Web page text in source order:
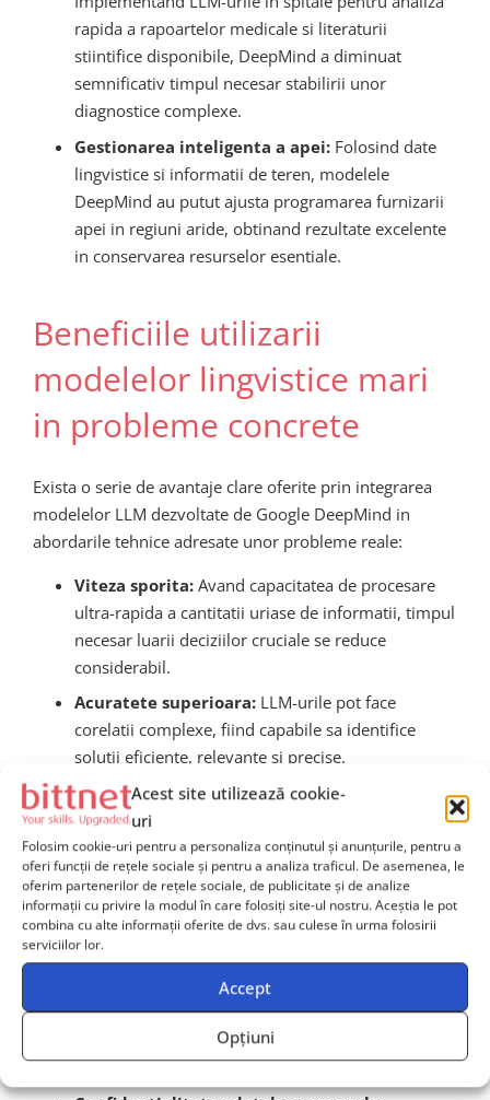
Acest site utilizează cookie-
uri
Folosim cookie-uri pentru a personaliza conținutul și anunțurile, pentru a
oferi funcții de rețele sociale și pentru a analiza traficul. De asemenea, le
oferim partenerilor de rețele sociale, de publicitate și de analize
informații cu privire la modul în care folosiți site-ul nostru. Aceștia le pot
combina cu alte informații oferite de dvs. sau culese în urma folosirii
serviciilor lor.
Accept
Opțiuni
rapida a rapoartelor medicale si literaturii
stiintifice disponibile, DeepMind a diminuat
semnificativ timpul necesar stabilirii unor
diagnostice complexe.
Gestionarea inteligenta a apei: Folosind date
lingvistice si informatii de teren, modelele
DeepMind au putut ajusta programarea furnizarii
apei in regiuni aride, obtinand rezultate excelente
in conservarea resurselor esentiale.
Beneficiile utilizarii
modelelor lingvistice mari
in probleme concrete
Exista o serie de avantaje clare oferite prin integrarea
modelelor LLM dezvoltate de Google DeepMind in
abordarile tehnice adresate unor probleme reale:
Viteza sporita: Avand capacitatea de procesare
ultra-rapida a cantitatii uriase de informatii, timpul
necesar luarii deciziilor cruciale se reduce
considerabil.
Acuratete superioara: LLM-urile pot face
corelatii complexe, fiind capabile sa identifice
solutii eficiente, relevante si precise.
Scalabilitate:Posibilitatea de a adapta modelele
rapid la varietatea enorma de scenarii si contexte
diferite este un avantaj major al acestei tehnologii.
Provocarile tehnologice si
etice implicate
Desigur, exista inca provocari importante asociate
folosirii extinse si intensive a modelelor lingvistice mari: